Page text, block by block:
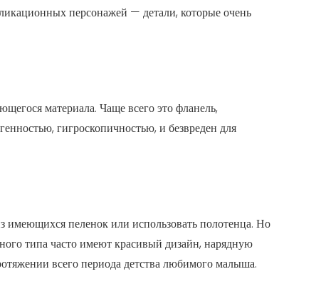
персонажей — детали, которые очень
материала. Чаще всего это фланель,
гигроскопичностью, и безвреден для
имеющихся пеленок или использовать полотенца. Но
типа часто имеют красивый дизайн, нарядную
всего периода детства любимого малыша.